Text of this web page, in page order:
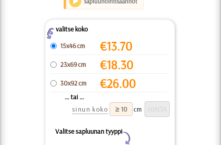
Zvalitse koko
15x46 cm
€13.70
23x69 cm €18.30
30x92 cm €26.00
... tai ...
sinun koko
cm
Valitse sapluunan tyyppi
Y